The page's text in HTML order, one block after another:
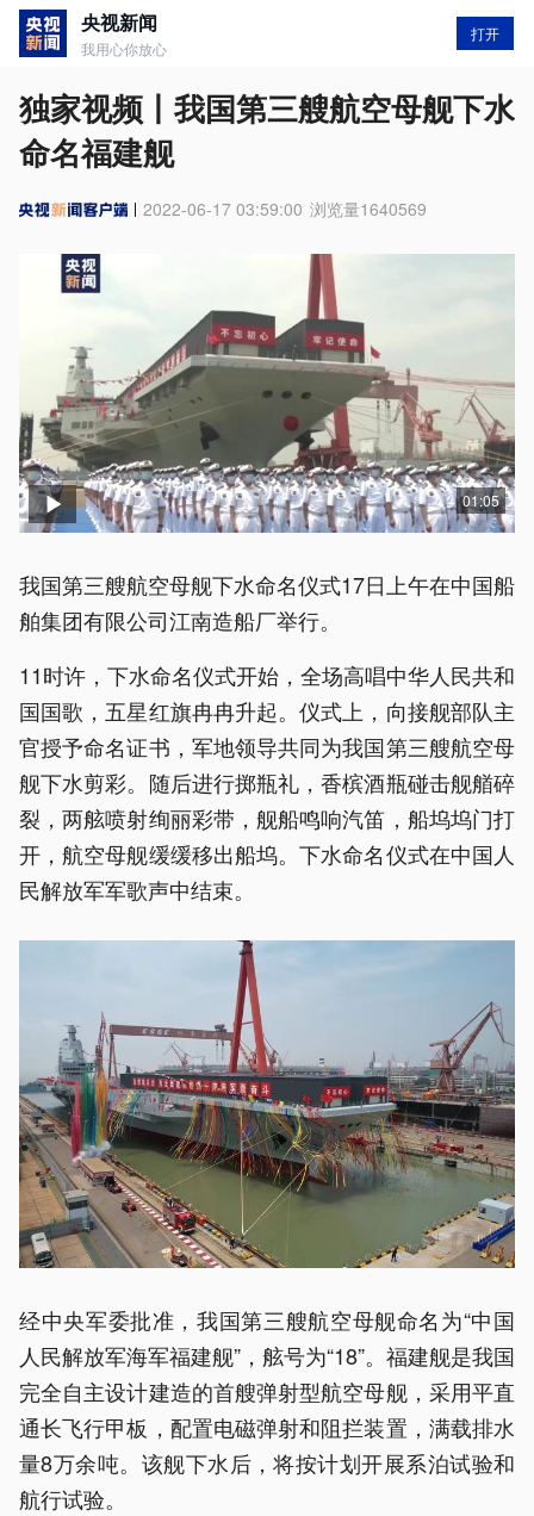
央视新闻
我用心你放心
打开
独家视频丨我国第三艘航空母舰下水
命名福建舰
2022-06-17 03:59:00 浏览量1640569
01:05
我国第三艘航空母舰下水命名仪式17日上午在中国船
舶集团有限公司江南造船厂举行。
11时许，下水命名仪式开始，全场高唱中华人民共和
国国歌，五星红旗冉冉升起。仪式上，向接舰部队主
官授予命名证书，军地领导共同为我国第三艘航空母
舰下水剪彩。随后进行掷瓶礼，香槟酒瓶碰击舰艏碎
裂，两舷喷射绚丽彩带，舰船鸣响汽笛，船坞坞门打
开，航空母舰缓缓移出船坞。下水命名仪式在中国人
民解放军军歌声中结束。
经中央军委批准，我国第三艘航空母舰命名为“中国
人民解放军海军福建舰”，舷号为“18”。福建舰是我国
完全自主设计建造的首艘弹射型航空母舰，采用平直
通长飞行甲板，配置电磁弹射和阻拦装置，满载排水
量8万余吨。该舰下水后，将按计划开展系泊试验和
航行试验。